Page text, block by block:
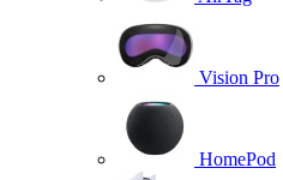
Vision Pro
HomePod